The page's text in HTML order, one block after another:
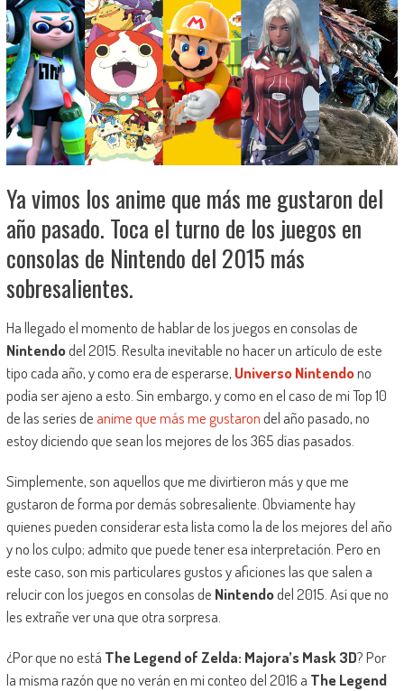
Ya vimos los anime que más me gustaron del
año pasado. Toca el turno de los juegos en
consolas de Nintendo del 2015 más
sobresalientes.
Ha llegado el momento de hablar de los juegos en consolas de
Nintendodel 2015. Resulta inevitable no hacer un artículo de este
tipo cada año, y como era de esperarse, Universo Nintendono
podía ser ajeno a esto. Sin embargo, y como en el caso de mi Top 10
de las series de anime que más me gustarondel año pasado, no
estoy diciendo que sean los mejores de los 365 días pasados.
Simplemente, son aquellos que me divirtieron más y que me
gustaron de forma por demás sobresaliente. Obviamente hay
quienes pueden considerar esta lista como la de los mejores del año
y no los culpo; admito que puede tener esa interpretación. Pero en
este caso, son mis particulares gustos y aficiones las que salen a
relucir con los juegos en consolas de Nintendodel 2015. Así que no
les extrañe ver una que otra sorpresa.
¿Por que no está The Legend of Zelda: Majora’s Mask 3D? Por
la misma razón que no verán en mi conteo del 2016 a The Legend